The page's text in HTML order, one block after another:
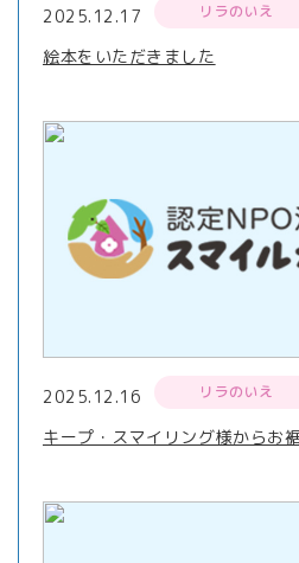
2025.12.17 リラのいえ
絵本をいただきました
2025.12.16 リラのいえ
キープ・スマイリング様からお